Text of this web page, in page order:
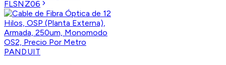
FLSNZ06
PANDUIT